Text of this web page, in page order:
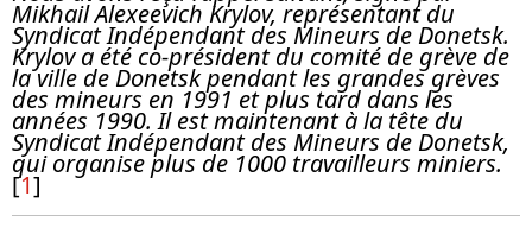
Mikhail Alexeevich Krylov, représentant du
Syndicat Indépendant des Mineurs de Donetsk.
Krylov a été co-président du comité de grève de
la ville de Donetsk pendant les grandes grèves
des mineurs en 1991 et plus tard dans les
années 1990. Il est maintenant à la tête du
Syndicat Indépendant des Mineurs de Donetsk,
qui organise plus de 1000 travailleurs miniers.
[1]